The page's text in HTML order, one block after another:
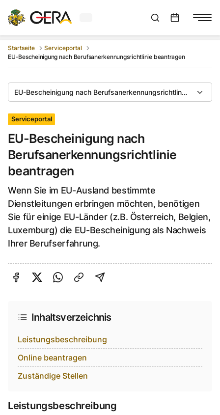
Aktuelles Wetter in GeraSuchleiste anzeigen
Startseite
Serviceportal
EU-Bescheinigung nach Berufsanerkennungsrichtlinie beantragen
EU-Bescheinigung nach Berufsanerkennungsrichtlinie
Serviceportal
EU-Bescheinigung nach
Berufsanerkennungsrichtlinie
beantragen
Wenn Sie im EU-Ausland bestimmte
Dienstleitungen erbringen möchten, benötigen
Sie für einige EU-Länder (z.B. Österreich, Belgien,
Luxemburg) die EU-Bescheinigung als Nachweis
Ihrer Berufserfahrung.
Auf Facebook teilen
Auf Twitter teilen
Per Link teilen
shareViaEmail
Inhaltsverzeichnis
Leistungsbeschreibung
Online beantragen
Zuständige Stellen
Leistungsbeschreibung